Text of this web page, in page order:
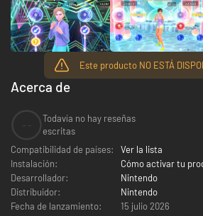
Este producto NO ESTÁ
Acerca de
Todavía no hay reseñas
escritas
Compatibilidad de países:
Ver la lista
Instalación:
Cómo activar tu
Desarrollador:
Nintendo
Distribuidor:
Nintendo
Fecha de lanzamiento:
15 julio 2026